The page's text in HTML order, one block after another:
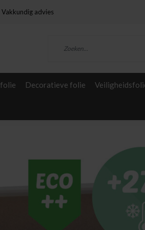
Vakkundig advies
Decoratieve folie